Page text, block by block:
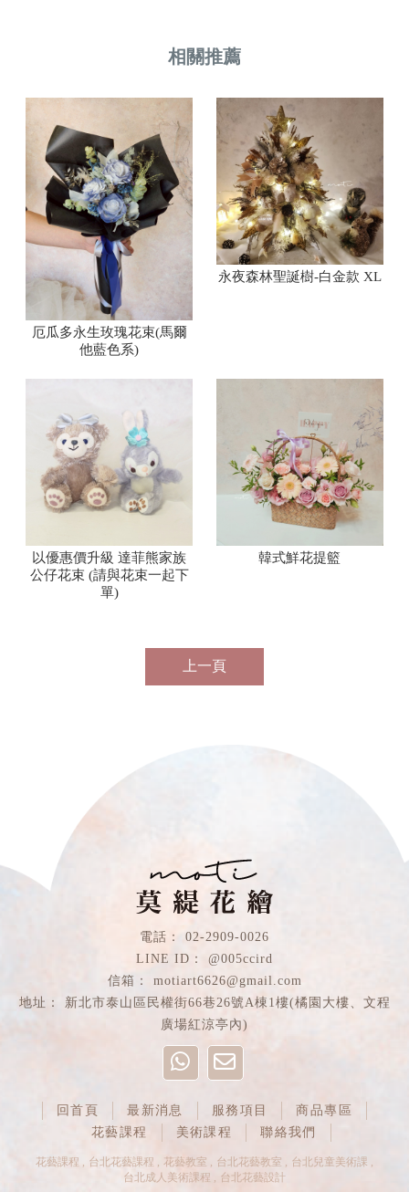
厄瓜多永生玫瑰花束(馬爾
他藍色系)
永夜森林聖誕樹-白金款 XL
以優惠價升級 達菲熊家族
公仔花束 (請與花束一起下
單)
韓式鮮花提籃
上一頁
02-2909-0026
@005ccird
motiart6626@gmail.com
新北市泰山區民權街66巷26號A棟1樓(橘園大樓、文程
廣場紅涼亭內)
回首頁 最新消息 服務項目
商品專區
花藝課程
美術課程 聯絡我們
花藝課程 台北花藝課程 花藝教室 台北花藝教室
台北兒童美術課
台北成人美術課程
台北花藝設計